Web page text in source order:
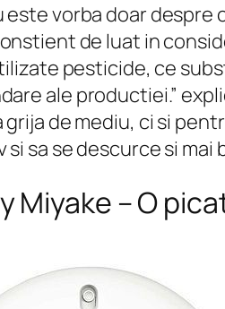
este vorba doar
de luat in
pesticide, ce
ale productiei.”
grija de mediu, ci si
si sa se descurce si mai
Miyake – O